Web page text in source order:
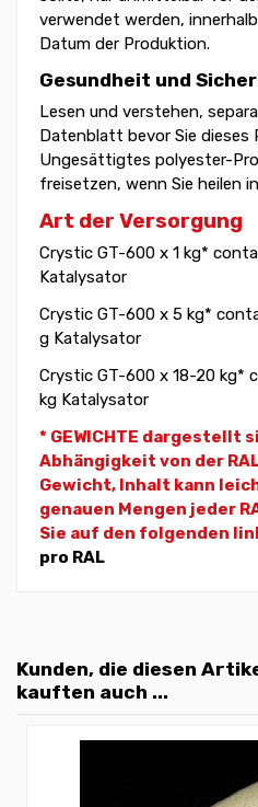
verwendet werden,
Datum der Produktion.
Gesundheit und
Lesen und verstehen,
Datenblatt bevor Sie dieses
Ungesättigtes polyester-
freisetzen, wenn Sie heilen
Art der Versorgung
Crystic GT-600 x 1 kg*
Katalysator
Crystic GT-600 x 5 kg*
g Katalysator
Crystic GT-600 x 18-20 kg*
kg Katalysator
* GEWICHTE dargestellt
Abhängigkeit von der
Gewicht, Inhalt kann
genauen Mengen jeder
Sie auf den folgenden
pro RAL
Kunden, die diesen
kauften auch ...